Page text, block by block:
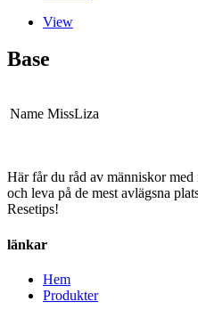
View
Base
Name MissLiza
Här får du råd av människor med
och leva på de mest avlägsna
Resetips!
länkar
Hem
Produkter